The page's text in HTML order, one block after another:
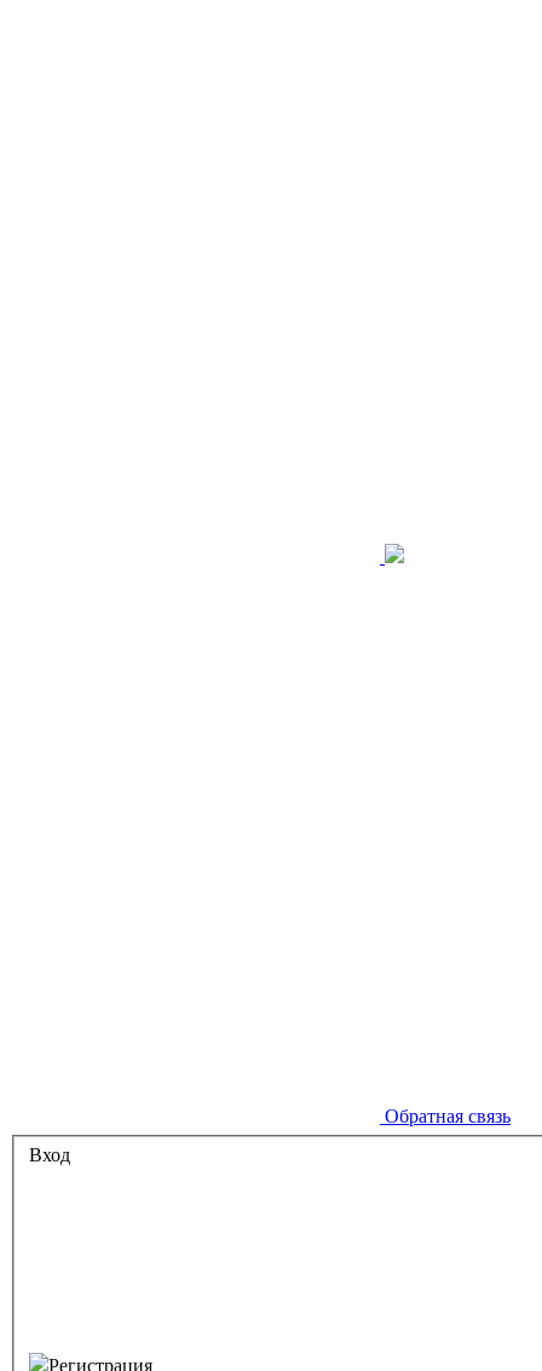
Обратная связь
Вход
Регистрация